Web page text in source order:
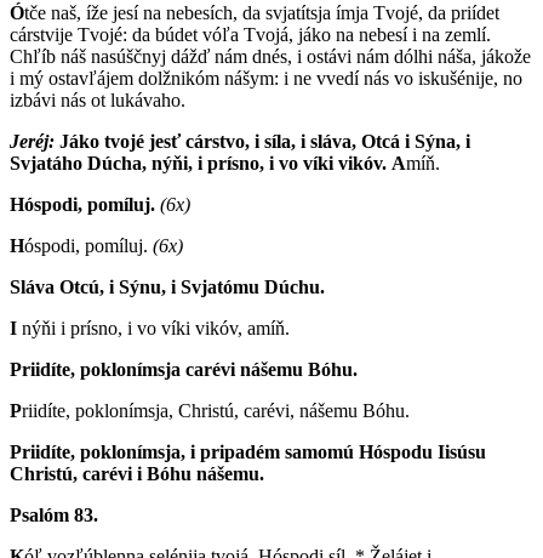
Ótče naš, íže jesí na nebesích, da svjatítsja ímja Tvojé, da priídet
cárstvije Tvojé: da búdet vóľa Tvojá, jáko na nebesí i na zemlí.
Chľíb náš nasúščnyj dážď nám dnés, i ostávi nám dólhi náša, jákože
i mý ostavľájem dolžnikóm nášym: i ne vvedí nás vo iskušénije, no
izbávi nás ot lukávaho.
Jeréj: Jáko tvojé jesť cárstvo, i síla, i sláva, Otcá i Sýna, i
Svjatáho Dúcha, nýňi, i prísno, i vo víki vikóv. Amíň.
Hóspodi, pomíluj. (6x)
Hóspodi, pomíluj. (6x)
Sláva Otcú, i Sýnu, i Svjatómu Dúchu.
I nýňi i prísno, i vo víki vikóv, amíň.
Priidíte, poklonímsja carévi nášemu Bóhu.
Priidíte, poklonímsja, Christú, carévi, nášemu Bóhu.
Priidíte, poklonímsja, i pripadém samomú Hóspodu Iisúsu
Christú, carévi i Bóhu nášemu.
Psalóm 83.